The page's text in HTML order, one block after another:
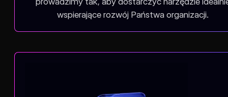
wspierające rozwój Państwa organizacji.